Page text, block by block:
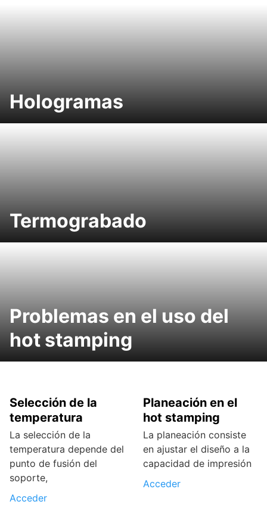
Hologramas
Termograbado
Problemas en el uso del
hot stamping
Selección de la
temperatura
La selección de la
temperatura depende del
punto de fusión del
soporte,
Acceder
Planeación en el
hot stamping
La planeación consiste
en ajustar el diseño a la
capacidad de impresión
Acceder